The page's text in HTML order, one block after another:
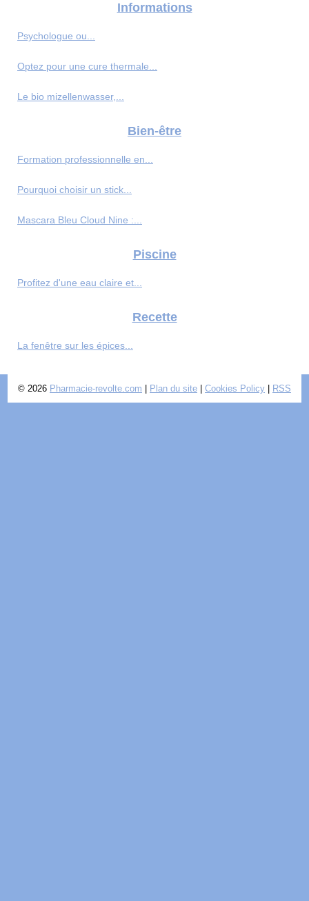
Informations
Psychologue ou...
Optez pour une cure thermale...
Le bio mizellenwasser,...
Bien-être
Formation professionnelle en...
Pourquoi choisir un stick...
Mascara Bleu Cloud Nine :...
Piscine
Profitez d'une eau claire et...
Recette
La fenêtre sur les épices...
© 2026 Pharmacie-revolte.com Plan du site Cookies Policy RSS